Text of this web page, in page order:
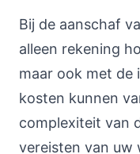
Bij de aanschaf
alleen rekening
maar ook met de
kosten kunnen
complexiteit van
vereisten van uw